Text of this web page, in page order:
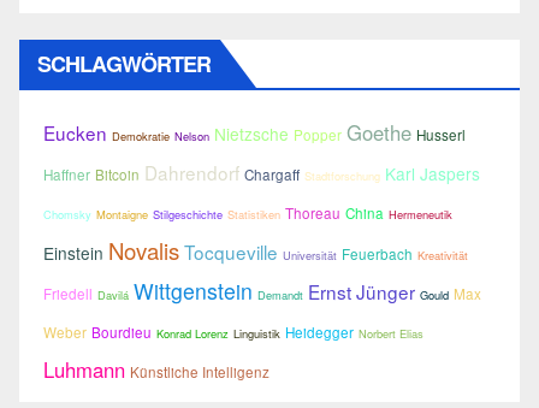
SCHLAGWÖRTER
Eucken Demokratie Nelson Nietzsche Popper Goethe Husserl
Haffner Bitcoin Dahrendorf Chargaff Stadtforschung Karl Jaspers
Chomsky Montaigne Stilgeschichte Statistiken Thoreau China Hermeneutik
Einstein NovalisTocqueville Universität Feuerbach Kreativität
Friedell Davilá Wittgenstein Demandt Ernst Jünger Gould Max
Weber Bourdieu Konrad Lorenz Linguistik Heidegger Norbert Elias
Luhmann Künstliche Intelligenz